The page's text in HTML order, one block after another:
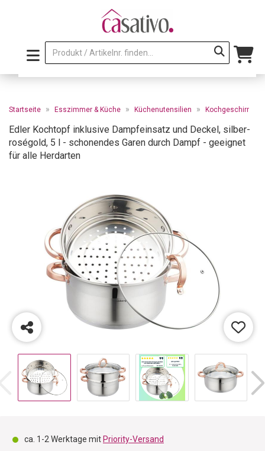
Startseite » Esszimmer & Küche » Küchenutensilien » Kochgeschirr
Edler Kochtopf inklusive Dampfeinsatz und Deckel, silber-
roségold, 5 l - schonendes Garen durch Dampf - geeignet
für alle Herdarten
ca. 1-2 Werktage mit Priority-Versand